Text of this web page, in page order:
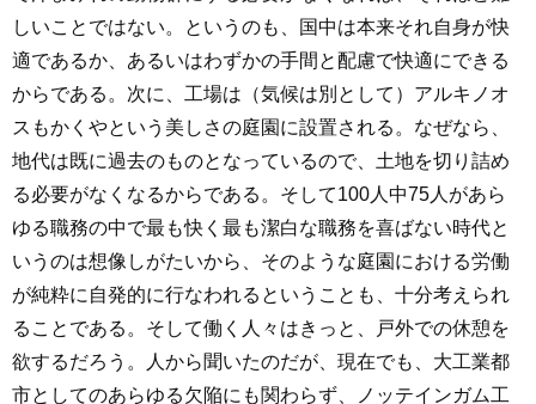
しいことではない。というのも、国中は本来それ自身が快
適であるか、あるいはわずかの手間と配慮で快適にできる
からである。次に、工場は（気候は別として）アルキノオ
スもかくやという美しさの庭園に設置される。なぜなら、
地代は既に過去のものとなっているので、土地を切り詰め
る必要がなくなるからである。そして100人中75人があら
ゆる職務の中で最も快く最も潔白な職務を喜ばない時代と
いうのは想像しがたいから、そのような庭園における労働
が純粋に自発的に行なわれるということも、十分考えられ
ることである。そして働く人々はきっと、戸外での休憩を
欲するだろう。人から聞いたのだが、現在でも、大工業都
市としてのあらゆる欠陥にも関わらず、ノッテインガム工